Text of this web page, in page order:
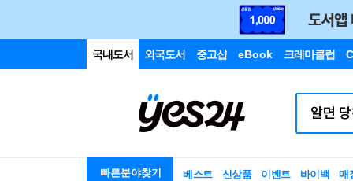
국내도서 외국도서 중고샵 eBook 크레마클럽
빠른분야찾기 베스트 신상품 이벤트 바이백 매